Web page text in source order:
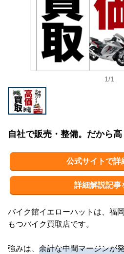
1/1
自社で販売・整備。だから
公式サイトで詳
詳細解説記事
バイク館イエローハットは、福
もつバイク買取店です。
強みは、 余計な中間マージンが